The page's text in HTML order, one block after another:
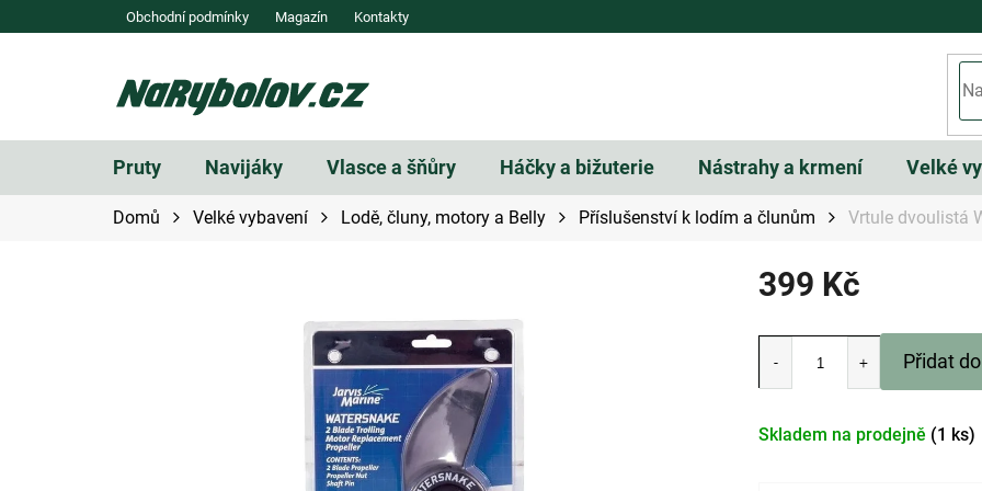
na
Obchodní podmínky Magazín Kontakty
Pruty Navijáky Vlasce a šňůry Háčky a bižuterie Nástrahy a krmení Velké
Domů Velké vybavení Lodě, čluny, motory a Belly Příslušenství k lodím a člunům Vrtule dvoulistá
399 Kč
Skladem na prodejně (1 ks)
Přidat